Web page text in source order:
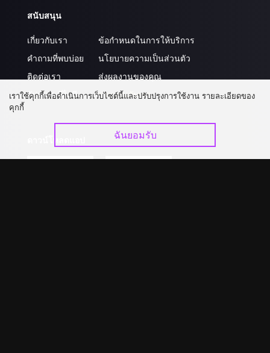
สนับสนุน
เกี่ยวกับเรา
คำถามที่พบบ่อย
ติดต่อเรา
อัปเกรด วีไอพี
ข้อกำหนดในการให้บริการ
นโยบายความเป็นส่วนตัว
ส่งผลงานของคุณ
ร่วมงานกับเรา
เราใช้คุกกี้เพื่อดำเนินการเว็บไซต์นี้และปรับปรุงการใช้งาน รายละเอียดของ
คุกกี้
ฉันยอมรับ